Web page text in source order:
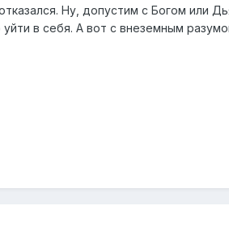
Ну, допустим с Богом или
в себя. А вот с внеземным